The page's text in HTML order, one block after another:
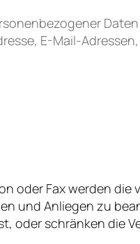
E-Mail-
oder Fax werden
und Anliegen zu
oder schränken die